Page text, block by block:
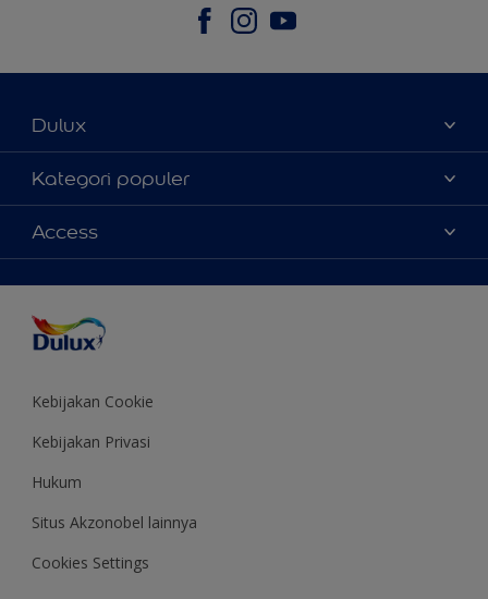
Dulux
Tentang Kami
Contact us
Temukan toko
Kategori populer
Warna
Produk
Inspirasi
Saran Mendekorasi
Colour of the Year
Access
Kebijakan Cookie
Kebijakan Privasi
Hukum
Situs Akzonobel lainnya
Cookies Settings